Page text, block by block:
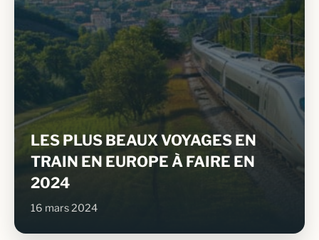
LES PLUS BEAUX VOYAGES EN
TRAIN EN EUROPE À FAIRE EN
2024
16 mars 2024